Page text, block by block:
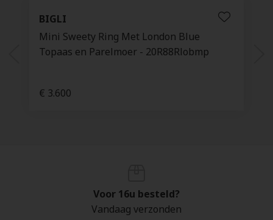
BIGLI
Mini Sweety Ring Met London Blue
Topaas en Parelmoer - 20R88Rlobmp
€ 3.600
Voor 16u besteld?
Vandaag verzonden